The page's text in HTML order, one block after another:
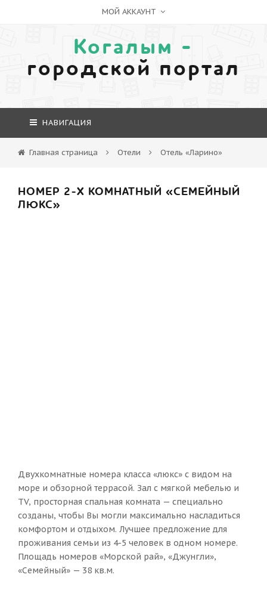
МОЙ АККАУНТ
Когалым -
городской портал
НАВИГАЦИЯ
Главная страница Отели Отель «Ларино»
НОМЕР 2-Х КОМНАТНЫЙ «СЕМЕЙНЫЙ
ЛЮКС»
Двухкомнатные номера класса «люкс» с видом на
море и обзорной террасой. Зал с мягкой мебелью и
TV, просторная спальная комната — специально
созданы, чтобы Вы могли максимально насладиться
комфортом и отдыхом. Лучшее предложение для
проживания семьи из 4-5 человек в одном номере.
Площадь номеров «Морской рай», «Джунгли»,
«Семейный» — 38 кв.м.